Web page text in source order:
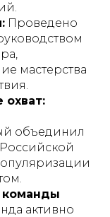
Проведено
мастерства
охват:
объединил
команды
активно